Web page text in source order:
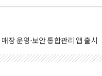
'모임통장'의 락인 효과, '모임주
ADT캡스, 매장 운영·보안 통합관리 앱 출시
IDaaS 최초 클라우드 보안인증